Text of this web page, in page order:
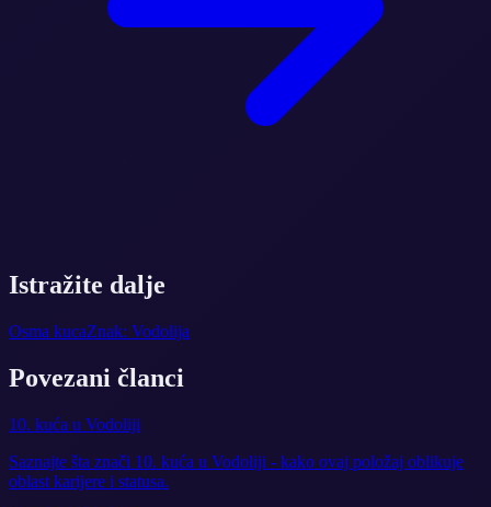
Istražite dalje
Osma kucaZnak: Vodolija
Povezani članci
10. kuća u Vodoliji
Saznajte šta znači 10. kuća u Vodoliji - kako ovaj položaj oblikuje
oblast karijere i statusa.